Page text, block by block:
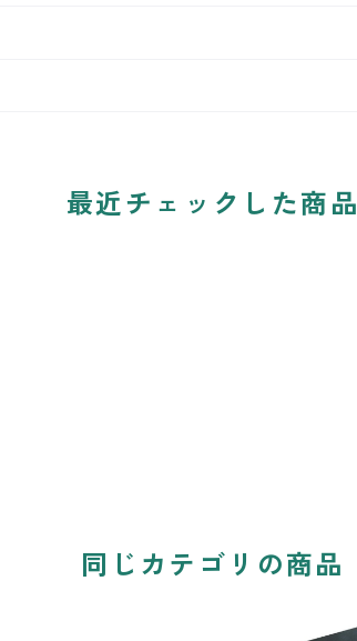
最近チェックした商品
同じカテゴリの商品